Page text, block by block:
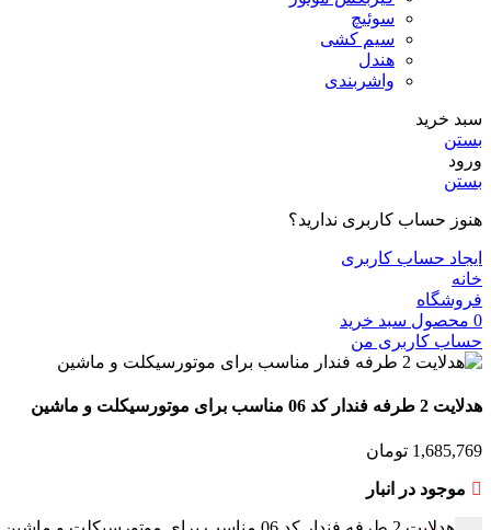
سوئیچ
سیم کشی
هندل
واشربندی
سبد خرید
بستن
ورود
بستن
هنوز حساب کاربری ندارید؟
ایجاد حساب کاربری
خانه
فروشگاه
0 محصول سبد خرید
حساب کاربری من
هدلایت 2 طرفه فندار کد 06 مناسب برای موتورسیکلت و ماشین
1,685,769 تومان
موجود در انبار